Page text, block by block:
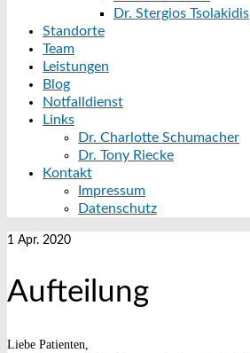
Dr. Stergios Tsolakidis
Standorte
Team
Leistungen
Blog
Notfalldienst
Links
Dr. Charlotte Schumacher
Dr. Tony Riecke
Kontakt
Impressum
Datenschutz
1 Apr. 2020
Aufteilung
Liebe Patienten,